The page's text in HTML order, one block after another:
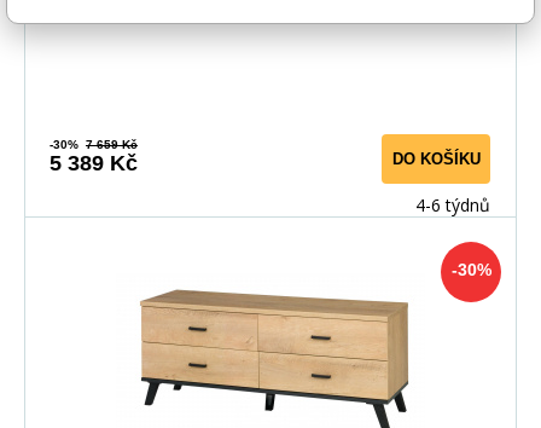
-30% 7 659 Kč
5 389 Kč DO KOŠÍKU
4-6 týdnů
-30%